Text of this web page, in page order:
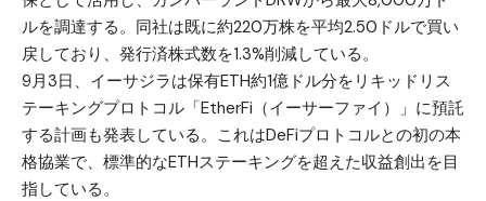
ルを調達する。同社は既に約220万株を平均2.50ドルで買い
戻しており、発行済株式数を1.3%削減している。
9月3日、イーサジラは保有ETH約1億ドル分をリキッドリス
テーキングプロトコル「EtherFi（イーサーファイ）
」に預託
する計画も発表している。これはDeFiプロトコルとの初の本
格協業で、標準的なETHステーキングを超えた収益創出を目
指している。